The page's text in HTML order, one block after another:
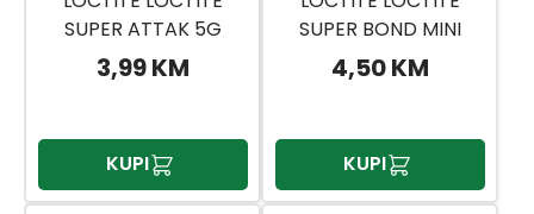
SUPER ATTAK 5G
3,99 KM
KUPI
SUPER BOND MINI
TRIO 3X1G
4,50 KM
KUPI